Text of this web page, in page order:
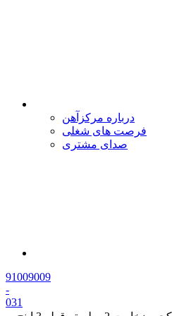
درباره مرکزآهن
فرصت های شغلی
صدای مشتری
91009009
-
031